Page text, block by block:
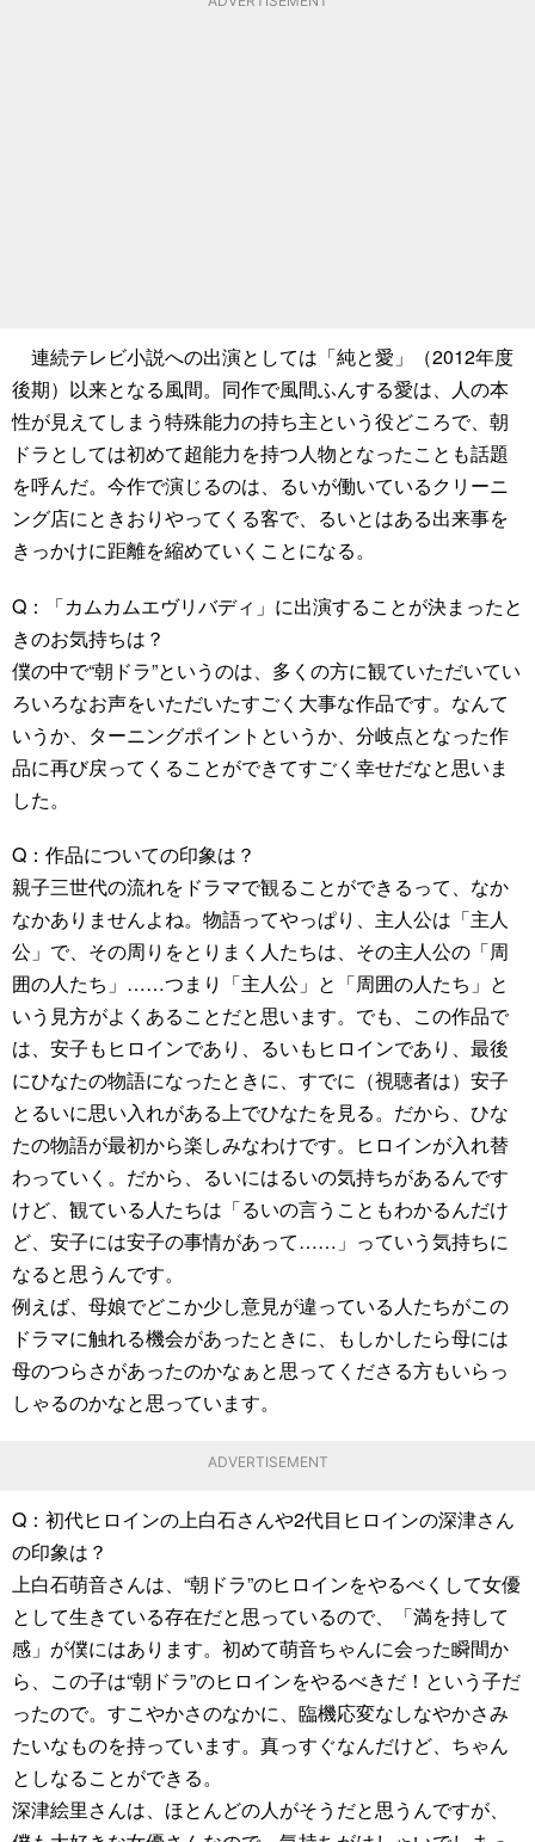
連続テレビ小説への出演としては「純と愛」（2012年度
後期）以来となる風間。同作で風間ふんする愛は、人の本
性が見えてしまう特殊能力の持ち主という役どころで、朝
ドラとしては初めて超能力を持つ人物となったことも話題
を呼んだ。今作で演じるのは、るいが働いているクリーニ
ング店にときおりやってくる客で、るいとはある出来事を
きっかけに距離を縮めていくことになる。
Q：「カムカムエヴリバディ」に出演することが決まったと
きのお気持ちは？
僕の中で“朝ドラ”というのは、多くの方に観ていただいてい
ろいろなお声をいただいたすごく大事な作品です。なんて
いうか、ターニングポイントというか、分岐点となった作
品に再び戻ってくることができてすごく幸せだなと思いま
した。
Q：作品についての印象は？
親子三世代の流れをドラマで観ることができるって、なか
なかありませんよね。物語ってやっぱり、主人公は「主人
公」で、その周りをとりまく人たちは、その主人公の「周
囲の人たち」……つまり「主人公」と「周囲の人たち」と
いう見方がよくあることだと思います。でも、この作品で
は、安子もヒロインであり、るいもヒロインであり、最後
にひなたの物語になったときに、すでに（視聴者は）安子
とるいに思い入れがある上でひなたを見る。だから、ひな
たの物語が最初から楽しみなわけです。ヒロインが入れ替
わっていく。だから、るいにはるいの気持ちがあるんです
けど、観ている人たちは「るいの言うこともわかるんだけ
ど、安子には安子の事情があって……」っていう気持ちに
なると思うんです。
例えば、母娘でどこか少し意見が違っている人たちがこの
ドラマに触れる機会があったときに、もしかしたら母には
母のつらさがあったのかなぁと思ってくださる方もいらっ
しゃるのかなと思っています。
ADVERTISEMENT
Q：初代ヒロインの上白石さんや2代目ヒロインの深津さん
の印象は？
上白石萌音さんは、“朝ドラ”のヒロインをやるべくして女優
として生きている存在だと思っているので、「満を持して
感」が僕にはあります。初めて萌音ちゃんに会った瞬間か
ら、この子は“朝ドラ”のヒロインをやるべきだ！という子だ
ったので。すこやかさのなかに、臨機応変なしなやかさみ
たいなものを持っています。真っすぐなんだけど、ちゃん
としなることができる。
深津絵里さんは、ほとんどの人がそうだと思うんですが、